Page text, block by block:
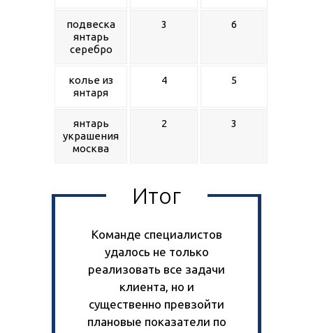
подвеска
янтарь
серебро
3 6
колье из
янтаря
4 5
янтарь
украшения
москва
2 3
Итог
Команде специалистов
удалось не только
реализовать все задачи
клиента, но и
существенно превзойти
плановые показатели по